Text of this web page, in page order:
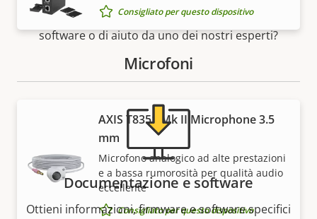
Consigliato per questo dispositivo
Microfoni
AXIS T8351 Mk II Microphone 3.5
mm
Microfono analogico ad alte prestazioni
e a bassa rumorosità per qualità audio
eccellente
Consigliato per questo dispositivo
Hai bisogno di informazioni sui dispositivi Axis, su
software o di aiuto da uno dei nostri esperti?
Documentazione e software
Ottieni informazioni, firmware e software specifici